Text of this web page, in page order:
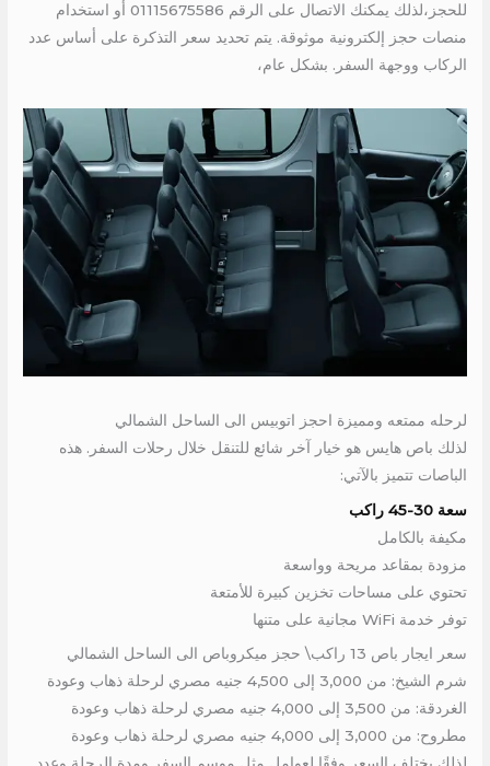
للحجز،لذلك يمكنك الاتصال على الرقم 01115675586 أو استخدام
منصات حجز إلكترونية موثوقة. يتم تحديد سعر التذكرة على أساس عدد
الركاب ووجهة السفر. بشكل عام،
لرحله ممتعه ومميزة احجز اتوبيس الى الساحل الشمالي
لذلك باص هايس هو خيار آخر شائع للتنقل خلال رحلات السفر. هذه
الباصات تتميز بالآتي:
سعة 30-45 راكب
مكيفة بالكامل
مزودة بمقاعد مريحة وواسعة
تحتوي على مساحات تخزين كبيرة للأمتعة
توفر خدمة WiFi مجانية على متنها
سعر ايجار باص 13 راكب\ حجز ميكروباص الى الساحل الشمالي
شرم الشيخ: من 3,000 إلى 4,500 جنيه مصري لرحلة ذهاب وعودة
الغردقة: من 3,500 إلى 4,000 جنيه مصري لرحلة ذهاب وعودة
مطروح: من 3,000 إلى 4,000 جنيه مصري لرحلة ذهاب وعودة